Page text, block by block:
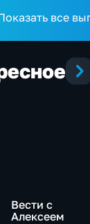
все
Вести с
Алексеем